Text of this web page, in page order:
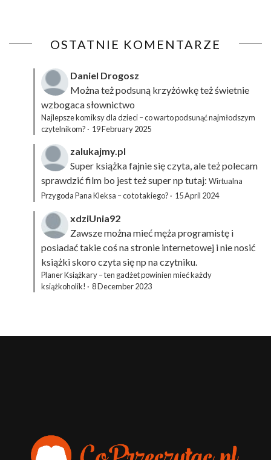
OSTATNIE KOMENTARZE
Daniel Drogosz
Można też podsuną krzyżówkęteż świetnie
wzbogaca słownictwo
Najlepsze komiksy dla dzieci – co warto podsunąć najmłodszym
czytelnikom? · 19 February 2025
zalukajmy.pl
Super książka fajnie się czyta, ale też polecam
sprawdzić film bo jest też super np tutaj: Wirtualna
Przygoda Pana Kleksa – co to takiego? · 15 April 2024
xdziUnia92
Zawsze można mieć męża programistę i
posiadać takie coś na stronie internetowej i nie nosić
książki skoro czyta się np na czytniku.
Planer Książkary – ten gadżet powinien mieć każdy
książkoholik! · 8 December 2023